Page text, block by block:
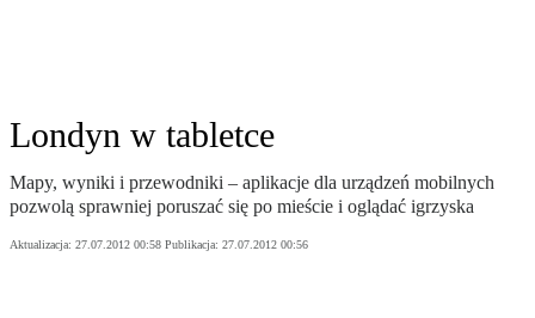
Londyn w tabletce
Mapy, wyniki i przewodniki – aplikacje dla urządzeń mobilnych
pozwolą sprawniej poruszać się po mieście i oglądać igrzyska
Aktualizacja: 27.07.2012 00:58 Publikacja: 27.07.2012 00:56